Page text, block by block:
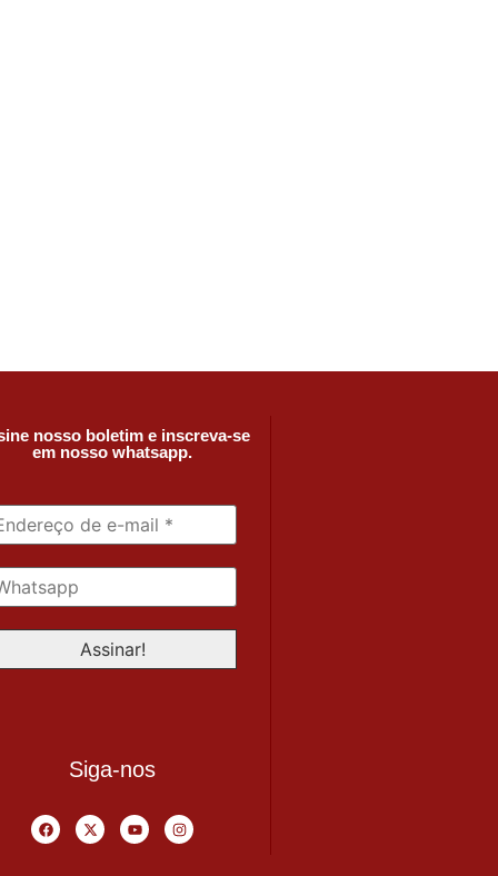
nosso boletim e inscreva-se
em nosso whatsapp.
Siga-nos